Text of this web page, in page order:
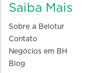
Saiba Mais
Sobre a Belotur
Contato
Negócios em BH
Blog